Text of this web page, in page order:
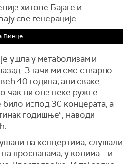
хитове Бајаге и
све генерације.
Винце
ушла у метаболизам и
Значи ми смо стварно
40 година, али сваке
чак ни оне неке ружне
било испод 30 концерата, а
годишње“, наводи
на концертима, слушали
прославама, у колима – и